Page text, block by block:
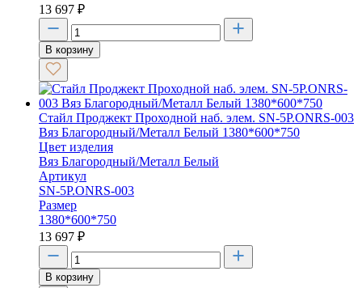
13 697 ₽
В корзину
Стайл Проджект Проходной наб. элем. SN-5P.ONRS-003
Вяз Благородный/Металл Белый 1380*600*750
Цвет изделия
Вяз Благородный/Металл Белый
Артикул
SN-5P.ONRS-003
Размер
1380*600*750
13 697 ₽
В корзину